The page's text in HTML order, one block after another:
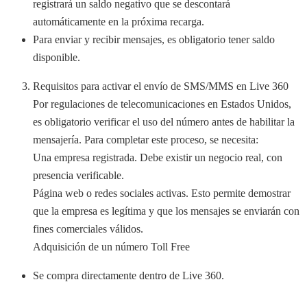
registrará un saldo negativo que se descontará
automáticamente en la próxima recarga.
Para enviar y recibir mensajes, es obligatorio tener saldo
disponible.
Requisitos para activar el envío de SMS/MMS en Live 360
Por regulaciones de telecomunicaciones en Estados Unidos,
es obligatorio verificar el uso del número antes de habilitar la
mensajería. Para completar este proceso, se necesita:
Una empresa registrada. Debe existir un negocio real, con
presencia verificable.
Página web o redes sociales activas. Esto permite demostrar
que la empresa es legítima y que los mensajes se enviarán con
fines comerciales válidos.
Adquisición de un número Toll Free
Se compra directamente dentro de Live 360.